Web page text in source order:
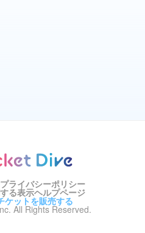
プライバシーポリシー
る表示ヘルプページ
ットを販売する
All Rights Reserved.